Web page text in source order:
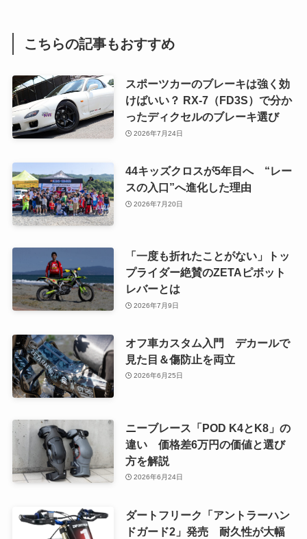
こちらの記事もおすすめ
スポーツカーのブレーキは強く効
けばいい？ RX-7（FD3S）で分か
ったディクセルのブレーキ選び
2026年7月24日
44キッズクロスが5年目へ “レー
スの入口”へ進化した理由
2026年7月20日
「一度も折れたことがない」トッ
プライダー絶賛のZETAピボット
レバーとは
2026年7月9日
オフ車カスタム入門 デカールで
見た目＆傷防止を両立
2026年6月25日
ニーブレース「POD K4とK8」の
違い 価格差6万円の価値と選び
方を解説
2026年6月24日
ダートフリーク「アントラーハン
ドガード2」発売 耐久性が大幅